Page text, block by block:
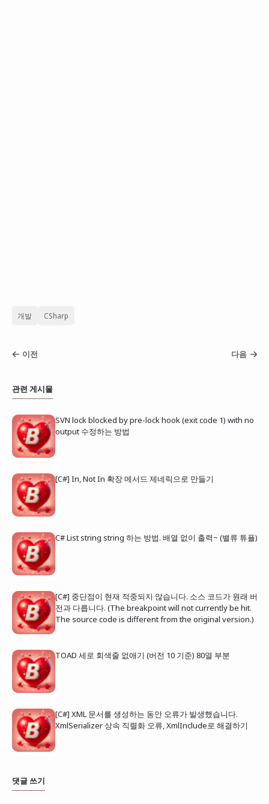
개발 CSharp
이전 다음
관련 게시물
SVN lock blocked by pre-lock hook (exit code 1) with no
output 수정하는 방법
[C#] In, Not In 확장 메서드 제네릭으로 만들기
C# List string string 하는 방법. 배열 없이 출력~ (밸류 튜플)
[C#] 중단점이 현재 적중되지 않습니다. 소스 코드가 원래 버
전과 다릅니다. (The breakpoint will not currently be hit.
The source code is different from the original version.)
TOAD 세로 회색줄 없애기 (버전 10 기준) 80열 부분
[C#] XML 문서를 생성하는 동안 오류가 발생했습니다.
XmlSerializer 상속 직렬화 오류, XmlInclude로 해결하기
댓글 쓰기